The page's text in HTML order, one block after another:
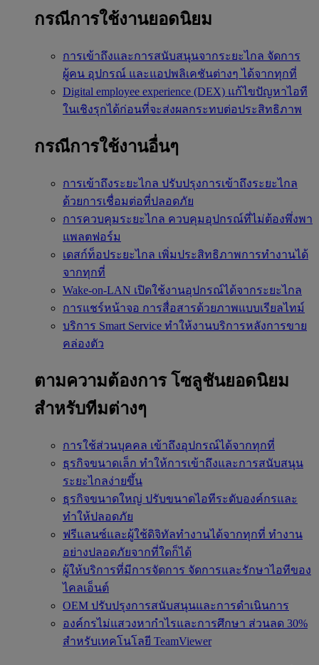
กรณีการใช้งานยอดนิยม
การเข้าถึงและการสนับสนุนจากระยะไกล จัดการ
ผู้คน อุปกรณ์ และแอปพลิเคชันต่างๆ ได้จากทุกที่
Digital employee experience (DEX) แก้ไขปัญหาไอที
ในเชิงรุกได้ก่อนที่จะส่งผลกระทบต่อประสิทธิภาพ
กรณีการใช้งานอื่นๆ
การเข้าถึงระยะไกล ปรับปรุงการเข้าถึงระยะไกล
ด้วยการเชื่อมต่อที่ปลอดภัย
การควบคุมระยะไกล ควบคุมอุปกรณ์ที่ไม่ต้องพึ่งพา
แพลตฟอร์ม
เดสก์ท็อประยะไกล เพิ่มประสิทธิภาพการทำงานได้
จากทุกที่
Wake-on-LAN เปิดใช้งานอุปกรณ์ได้จากระยะไกล
การแชร์หน้าจอ การสื่อสารด้วยภาพแบบเรียลไทม์
บริการ Smart Service ทำให้งานบริการหลังการขาย
คล่องตัว
ตามความต้องการ โซลูชันยอดนิยม
สำหรับทีมต่างๆ
การใช้ส่วนบุคคล เข้าถึงอุปกรณ์ได้จากทุกที่
ธุรกิจขนาดเล็ก ทำให้การเข้าถึงและการสนับสนุน
ระยะไกลง่ายขึ้น
ธุรกิจขนาดใหญ่ ปรับขนาดไอทีระดับองค์กรและ
ทำให้ปลอดภัย
ฟรีแลนซ์และผู้ใช้ดิจิทัลทำงานได้จากทุกที่ ทำงาน
อย่างปลอดภัยจากที่ใดก็ได้
ผู้ให้บริการที่มีการจัดการ จัดการและรักษาไอทีของ
ไคลเอ็นต์
OEM ปรับปรุงการสนับสนุนและการดำเนินการ
องค์กรไม่แสวงหากำไรและการศึกษา ส่วนลด 30%
สำหรับเทคโนโลยี TeamViewer